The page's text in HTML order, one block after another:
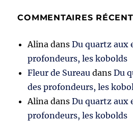
COMMENTAIRES
Alina dansDu quartz aux
profondeurs, les kobolds
Fleur de Sureau dansDu
des profondeurs, les
Alina dansDu quartz aux
profondeurs, les kobolds